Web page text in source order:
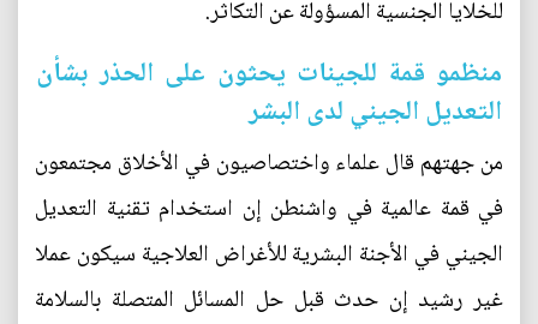
للخلايا الجنسية المسؤولة عن التكاثر.
منظمو قمة للجينات يحثون على الحذر بشأن
التعديل الجيني لدى البشر
من جهتهم قال علماء واختصاصيون في الأخلاق مجتمعون
في قمة عالمية في واشنطن إن استخدام تقنية التعديل
الجيني في الأجنة البشرية للأغراض العلاجية سيكون عملا
غير رشيد إن حدث قبل حل المسائل المتصلة بالسلامة